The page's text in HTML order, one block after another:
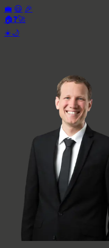
💼 😃 🎉
🏠❓🚀
☀️🌙